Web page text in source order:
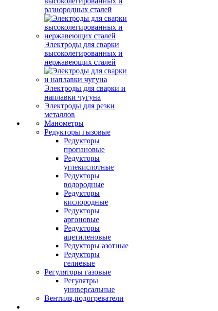
разнородных сталей
Электроды для сварки
высоколегированных и
нержавеющих сталей
Электроды для сварки и
наплавки чугуна
Электроды для резки
металлов
Манометры
Редукторы гызовые
Редукторы
пропановые
Редукторы
углекислотные
Редукторы
водородные
Редукторы
кислородные
Редукторы
аргоновые
Редукторы
ацетиленовые
Редукторы азотные
Редукторы
гелиевые
Регуляторы газовые
Регулятры
универсальные
Вентиля,подогреватели